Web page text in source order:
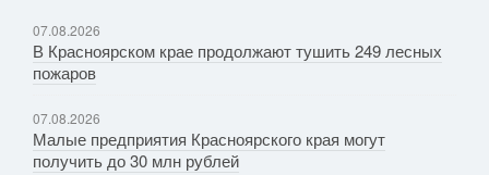
07.08.2026
В Красноярском крае продолжают тушить 249 лесных
пожаров
07.08.2026
Малые предприятия Красноярского края могут
получить до 30 млн рублей